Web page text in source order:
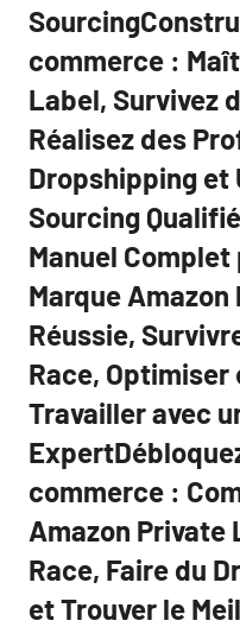
commerce :
Label, Survivez
Réalisez des
Dropshipping et
Sourcing
Manuel
Marque
Réussie,
Race,
Travailler avec
commerce :
Amazon Private
Race, Faire du
et Trouver le